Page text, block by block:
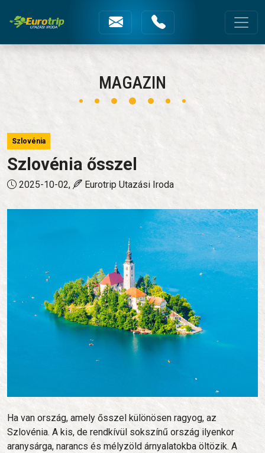
Szlovénia ősszel
Fejléc menüsorok
MAGAZIN
Szlovénia
Szlovénia ősszel
2025-10-02, Eurotrip Utazási Iroda
Ha van ország, amely ősszel különösen ragyog, az
Szlovénia. A kis, de rendkívül sokszínű ország ilyenkor
aranysárga, narancs és mélyzöld árnyalatokba öltözik. A